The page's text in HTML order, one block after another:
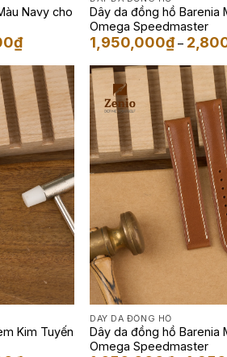
Navy cho
₫Khoảng
giá:
từ
2,500,000₫
đến
3,500,000₫
Dây da đồng hồ Barenia
Omega Speedmaster
1,950,000₫ –
Kim Tuyến
DÂY DA ĐỒNG HỒ
Dây da đồng hồ Barenia
Omega Speedmaster